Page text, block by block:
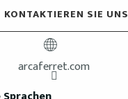
KONTAKTIEREN SIE UNS
arcaferret.com